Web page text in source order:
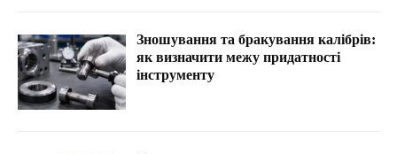
Зношування та бракування калібрів:
як визначити межу придатності
інструменту